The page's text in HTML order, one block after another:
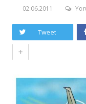
02.06.2011
Tweet
+